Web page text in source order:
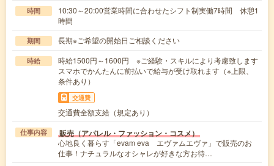
時間
10:30～20:00営業時間に合わせたシフト制実働7時間 休憩1
時間
期間 長期※ご希望の開始日ご相談ください
時給
時給1500円～1600円 ※ご経験・スキルにより考慮致します
スマホでかんたんに前払いで給与が受け取れます（※上限、
条件あり）
交通費
交通費全額支給（規定あり）
仕事内容 販売（アパレル・ファッション・コスメ）
心地良く暮らす「evam eva エヴァムエヴァ」で販売のお
仕事！ナチュラルなオシャレが好きな方お待…